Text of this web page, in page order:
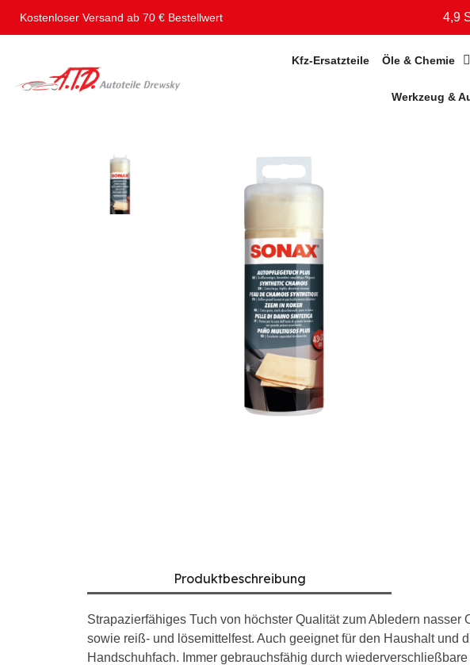
Kostenloser Versand ab 70 € Bestellwert 4,9
Kfz-Ersatzteile Öle & Chemie
Werkzeug &
Produktbeschreibung
Strapazierfähiges Tuch von höchster Qualität zum Abledern nasser
sowie reiß- und lösemittelfest. Auch geeignet für den Haushalt und
Handschuhfach. Immer gebrauchsfähig durch